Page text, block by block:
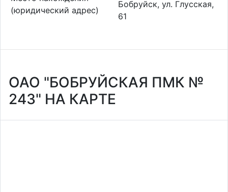
(юридический адрес)
Бобруйск, ул. Глусская,
61
ОАО "БОБРУЙСКАЯ ПМК №
243" НА КАРТЕ